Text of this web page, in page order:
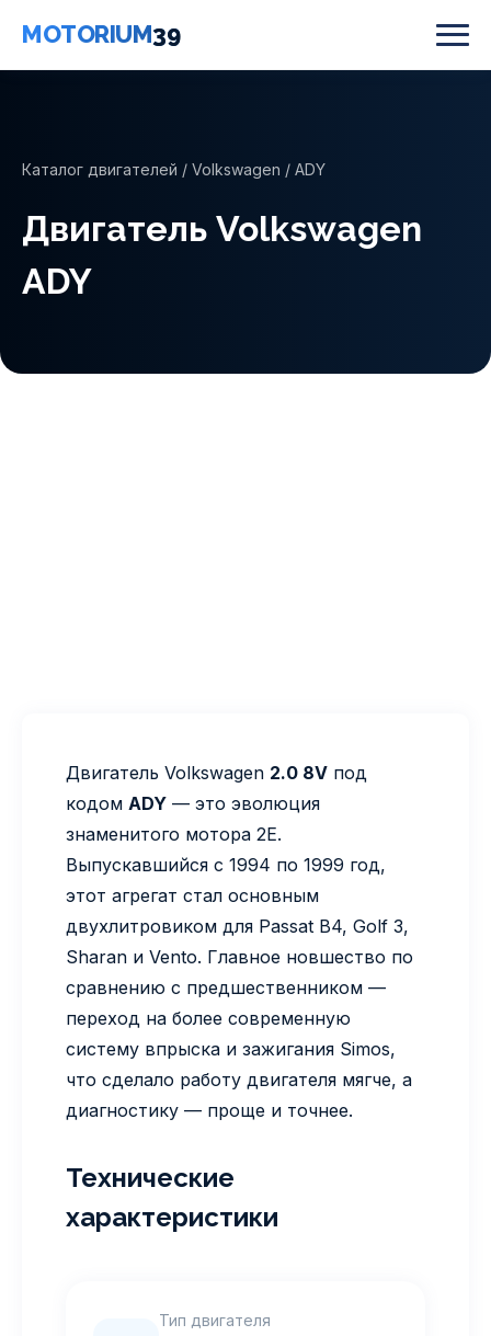
MOTORIUM39
Каталог двигателей / Volkswagen / ADY
Двигатель Volkswagen
ADY
Двигатель Volkswagen 2.0 8V под
кодом ADY — это эволюция
знаменитого мотора 2E.
Выпускавшийся с 1994 по 1999 год,
этот агрегат стал основным
двухлитровиком для Passat B4, Golf 3,
Sharan и Vento. Главное новшество по
сравнению с предшественником —
переход на более современную
систему впрыска и зажигания Simos,
что сделало работу двигателя мягче, а
диагностику — проще и точнее.
Технические
характеристики
Тип двигателя